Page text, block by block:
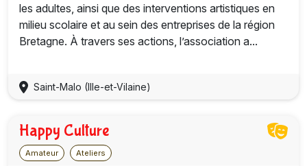
les adultes, ainsi que des interventions artistiques en
milieu scolaire et au sein des entreprises de la région
Bretagne. À travers ses actions, l’association a...
Saint-Malo (Ille-et-Vilaine)
Happy Culture
Amateur Ateliers